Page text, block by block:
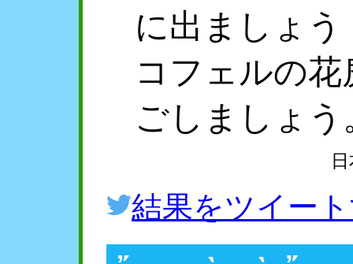
に出ましょう
コフェルの
ごしましょう
結果をツイー